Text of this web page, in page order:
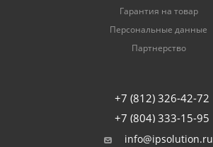
Гарантия на товар
Персональные данные
Партнерство
+7 (812) 326-42-72
+7 (804) 333-15-95
info@ipsolution.ru